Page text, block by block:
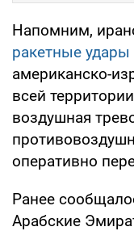
Напомним,
ракетные
американско-
всей
воздушная
оперативно
Ранее
Арабские